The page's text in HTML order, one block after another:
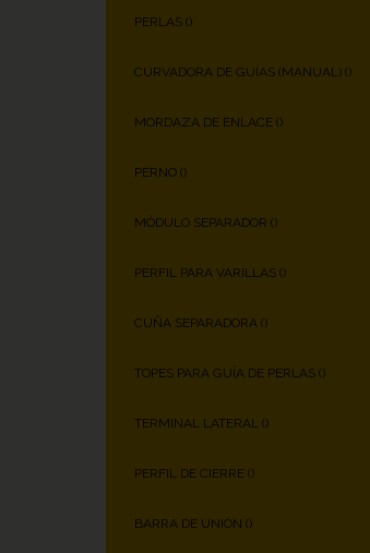
PERLAS ()
CURVADORA DE GUÍAS (MANUAL) ()
MORDAZA DE ENLACE ()
PERNO ()
MÓDULO SEPARADOR ()
PERFIL PARA VARILLAS ()
CUÑA SEPARADORA ()
TOPES PARA GUÍA DE PERLAS ()
TERMINAL LATERAL ()
PERFIL DE CIERRE ()
BARRA DE UNIÓN ()